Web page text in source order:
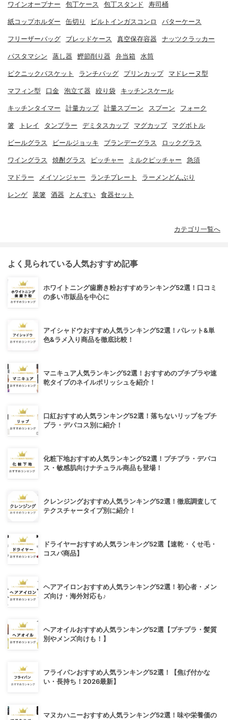
ワインオープナー 包丁ケース 包丁スタンド 寿司桶
紙コップホルダー 缶切り ビルトインガスコンロ バターケース
フリーザーバッグ ブレッドケース 真空保存容器 ナッツクラッカー
パスタマシン 蒸し器 鰹節削り器 弁当箱 水筒
ピクニックバスケット ランチバッグ プリンカップ マドレーヌ型
マフィン型 口金 泡立て器 絞り袋 キッチンスケール
キッチンタイマー 計量カップ 計量スプーン スプーン フォーク
箸 トレイ タンブラー デミタスカップ マグカップ マグボトル
ビールグラス ビールジョッキ ブランデーグラス ロックグラス
ワイングラス 焼酎グラス ピッチャー ミルクピッチャー 急須
マドラー メイソンジャー ランチプレート ラーメンどんぶり
レンゲ 菜箸 酒器 とんすい 食器セット
カテゴリ一覧へ
よく見られている人気おすすめ記事
ホワイトニング歯磨き粉おすすめランキング52選！口コミ
の多い市販品を中心に
アイシャドウおすすめ人気ランキング52選！パレット&単
色&ラメ入り商品を徹底比較！
マニキュア人気ランキング52選！おすすめのプチプラや速
乾タイプのネイルポリッシュを紹介！
口紅おすすめ人気ランキング52選！落ちないリップをプチ
プラ・デパコス別に紹介！
化粧下地おすすめ人気ランキング52選！プチプラ・デパコ
ス・敏感肌向けナチュラル商品も登場！
クレンジングおすすめ人気ランキング52選！徹底調査して
テクスチャータイプ別に紹介！
ドライヤーおすすめ人気ランキング52選【速乾・くせ毛・
コスパ商品】
ヘアアイロンおすすめ人気ランキング52選！初心者・メン
ズ向け・海外対応も♪
ヘアオイルおすすめ人気ランキング52選【プチプラ・髪質
別やメンズ向けも！】
フライパンおすすめ人気ランキング52選！【焦げ付かな
い・長持ち！2026最新】
マヌカハニーおすすめ人気ランキング52選！味や栄養価の